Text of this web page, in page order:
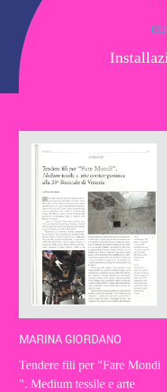
Didattica
Cultura
Contatti
Eng
MARINA GIORDANO
Tendere fili per "Fare Mondi
". Medium tessile e arte